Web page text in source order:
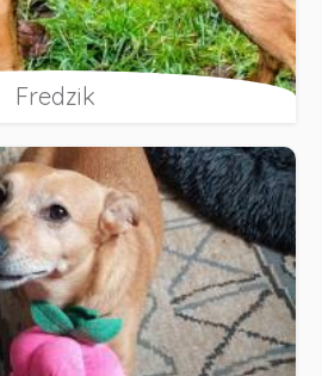
Fredzik